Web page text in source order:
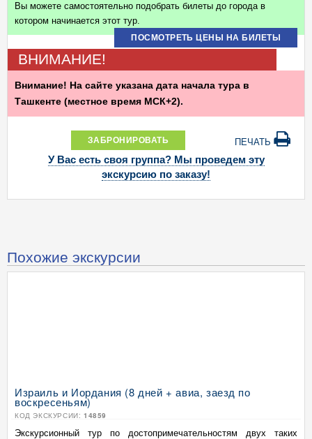
Вы можете самостоятельно подобрать билеты до города в
котором начинается этот тур.
ПОСМОТРЕТЬ ЦЕНЫ НА БИЛЕТЫ
ВНИМАНИЕ!
Внимание! На сайте указана дата начала тура в
Ташкенте (местное время МСК+2).
ЗАБРОНИРОВАТЬ ПЕЧАТЬ
У Вас есть своя группа? Мы проведем эту
экскурсию по заказу!
Похожие экскурсии
Израиль и Иордания (8 дней + авиа, заезд по
воскресеньям)
КОД ЭКСКУРСИИ: 14859
Экскурсионный тур по достопримечательностям двух таких